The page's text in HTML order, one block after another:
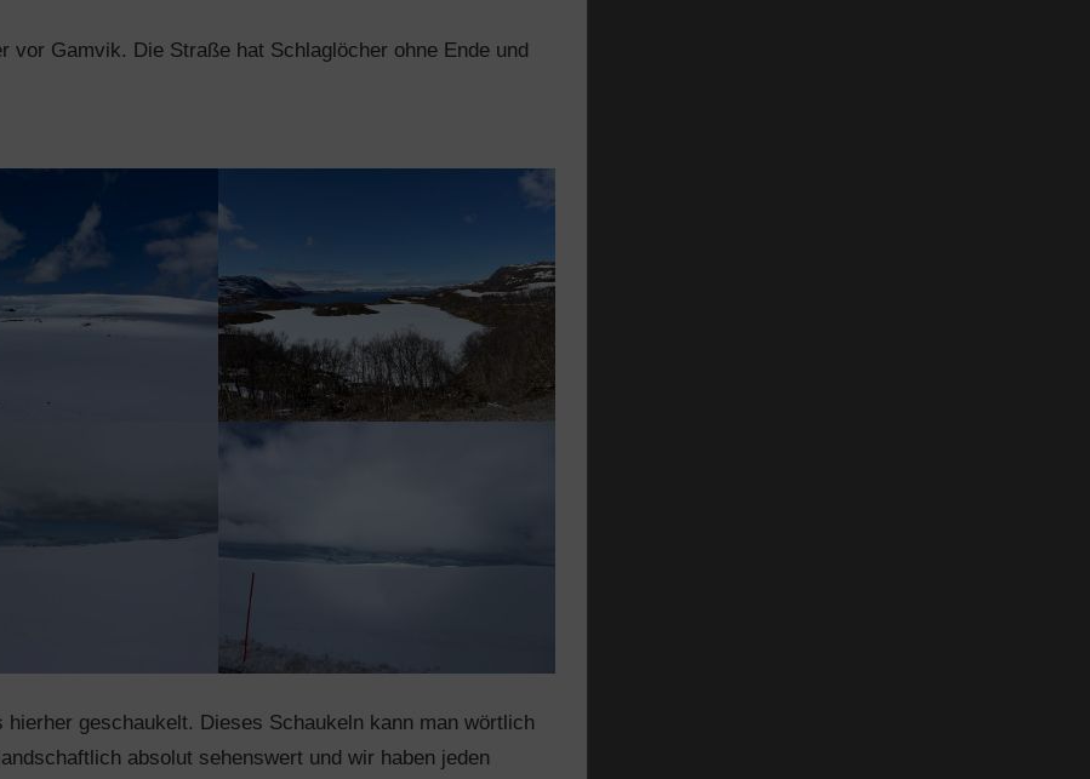
Gamvik. Die Straße hat Schlaglöcher ohne Ende und
geschaukelt. Dieses Schaukeln kann man wörtlich
absolut sehenswert und wir haben jeden